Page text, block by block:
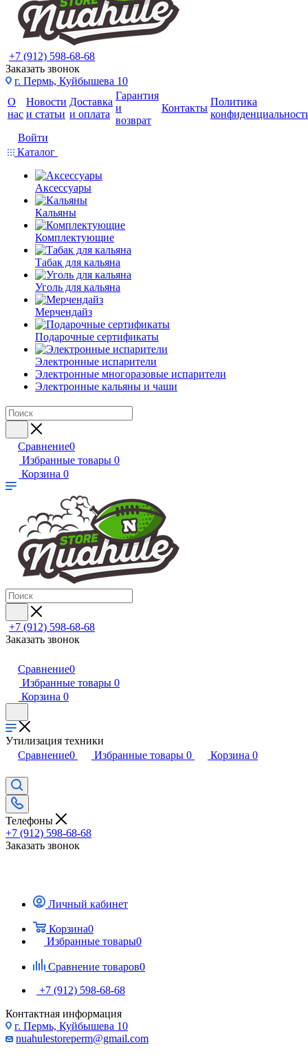
+7 (912) 598-68-68
Заказать звонок
г. Пермь, Куйбышева 10
О
нас
Новости
и статьи
Доставка
и оплата
Гарантия
и
возврат
Контакты
Политика
Войти
Каталог
Аксессуары
Кальяны
Комплектующие
Табак для кальяна
Уголь для кальяна
Мерчендайз
Подарочные сертификаты
Электронные испарители
Электронные многоразовые испарители
Электронные кальяны и чаши
Сравнение0
Избранные товары 0
Корзина 0
+7 (912) 598-68-68
Заказать звонок
Сравнение0
Избранные товары 0
Корзина 0
Утилизация техники
Сравнение0 Избранные товары 0 Корзина 0
Телефоны
+7 (912) 598-68-68
Заказать звонок
Личный кабинет
Корзина0
Избранные товары0
Сравнение товаров0
+7 (912) 598-68-68
Контактная информация
г. Пермь, Куйбышева 10
nuahulestoreperm@gmail.com